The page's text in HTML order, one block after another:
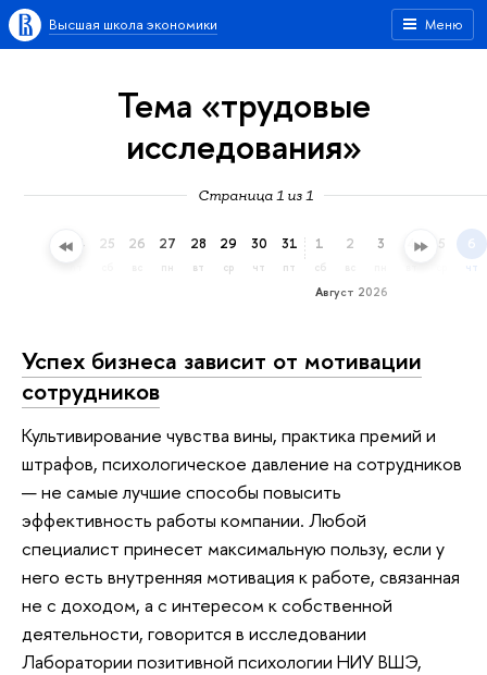
Меню
Высшая школа экономики
Тема «трудовые
исследования»
Страница 1 из 1
24 25 26 27
пн
28
вт
29
ср
30
чт
31
пт
Август 2026
1
сб
2 3 4 5 6
чт
Успех бизнеса зависит от мотивации
сотрудников
Культивирование чувства вины, практика премий и
штрафов, психологическое давление на сотрудников
— не самые лучшие способы повысить
эффективность работы компании. Любой
специалист принесет максимальную пользу, если у
него есть внутренняя мотивация к работе, связанная
не с доходом, а с интересом к собственной
деятельности, говорится в исследовании
Лаборатории позитивной психологии НИУ ВШЭ,